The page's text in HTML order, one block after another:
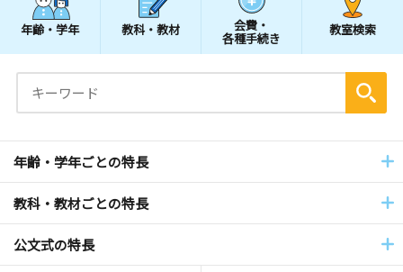
年齢・学年 教科・教材 会費・
各種手続き
教室検索
年齢・学年ごとの特長
教科・教材ごとの特長
公文式の特長